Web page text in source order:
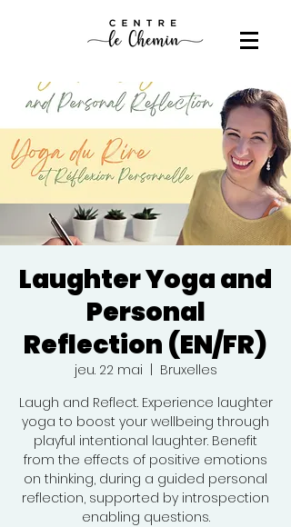
Laughter Yoga and
Personal
Reflection (EN/FR)
jeu. 22 mai
Bruxelles
Laugh and Reflect. Experience laughter
yoga to boost your wellbeing through
playful intentional laughter. Benefit
from the effects of positive emotions
on thinking, during a guided personal
reflection, supported by introspection
enabling questions.